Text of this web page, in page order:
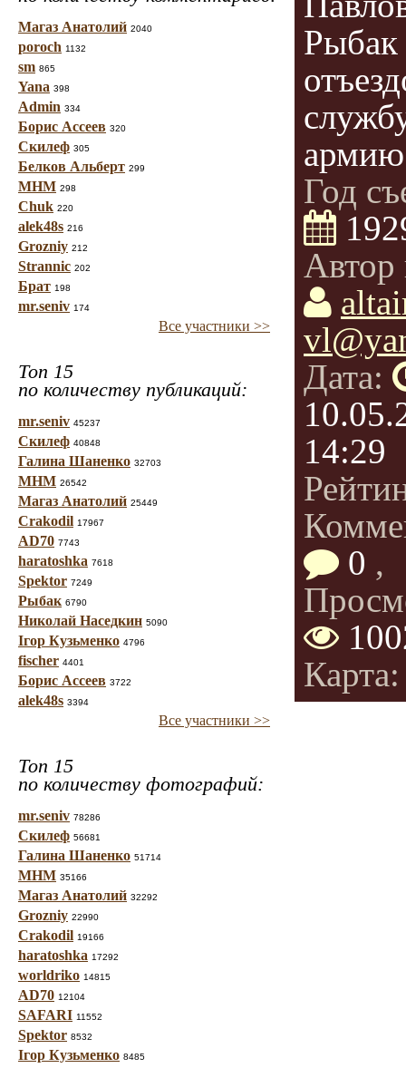
Магаз Анатолий 2040
poroch 1132
sm 865
Yana 398
Admin 334
Борис Ассеев 320
Скилеф 305
Белков Альберт 299
МНМ 298
Chuk 220
alek48s 216
Grozniy 212
Strannic 202
Брат 198
mr.seniv 174
Все участники >>
Топ 15
по количеству публикаций:
mr.seniv 45237
Скилеф 40848
Галина Шаненко 32703
МНМ 26542
Магаз Анатолий 25449
Crakodil 17967
AD70 7743
haratoshka 7618
Spektor 7249
Рыбак 6790
Николай Наседкин 5090
Ігор Кузьменко 4796
fischer 4401
Борис Ассеев 3722
alek48s 3394
Все участники >>
Топ 15
по количеству фотографий:
mr.seniv 78286
Скилеф 56681
Галина Шаненко 51714
МНМ 35166
Магаз Анатолий 32292
Grozniy 22990
Crakodil 19166
haratoshka 17292
worldriko 14815
AD70 12104
SAFARI 11552
Spektor 8532
Ігор Кузьменко 8485
Рыбак
Год
Автор
Дата:
14:29
0 ,